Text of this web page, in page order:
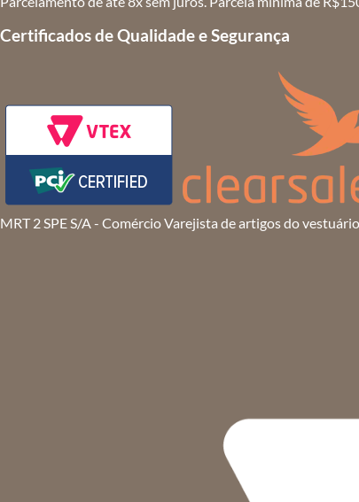
Certificados de Qualidade e Segurança
MRT 2 SPE S/A - Comércio Varejista de artigos do